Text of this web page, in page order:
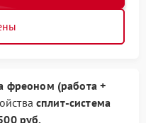
фреоном (работа +
сплит-система
руб.